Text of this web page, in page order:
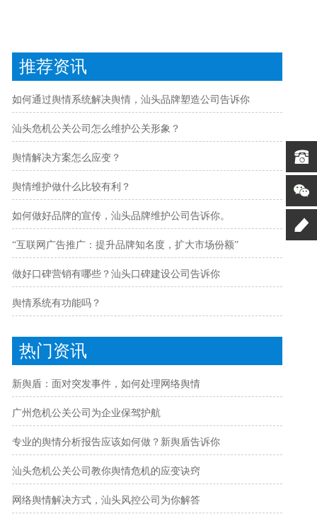
推荐资讯
如何通过舆情系统解决舆情，汕头品牌塑造公司告诉你
汕头危机公关公司怎么维护公关形象？
舆情解决方案怎么应变？
舆情维护做什么比较有利？
如何做好品牌的宣传，汕头品牌维护公司告诉你。
“互联网广告推广：提升品牌知名度，扩大市场份额”
做好口碑营销有哪些？汕头口碑建设公司告诉你
舆情系统有功能吗？
热门资讯
新舆盾：面对突发事件，如何处理网络舆情
广州危机公关公司为企业保驾护航
专业的舆情分析报告应该如何做？新舆盾告诉你
汕头危机公关公司教你舆情危机的应变诀窍
网络舆情解决方式，汕头风控公司为你解答